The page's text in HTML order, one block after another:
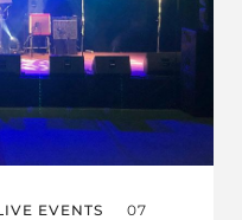
EVENTS
07